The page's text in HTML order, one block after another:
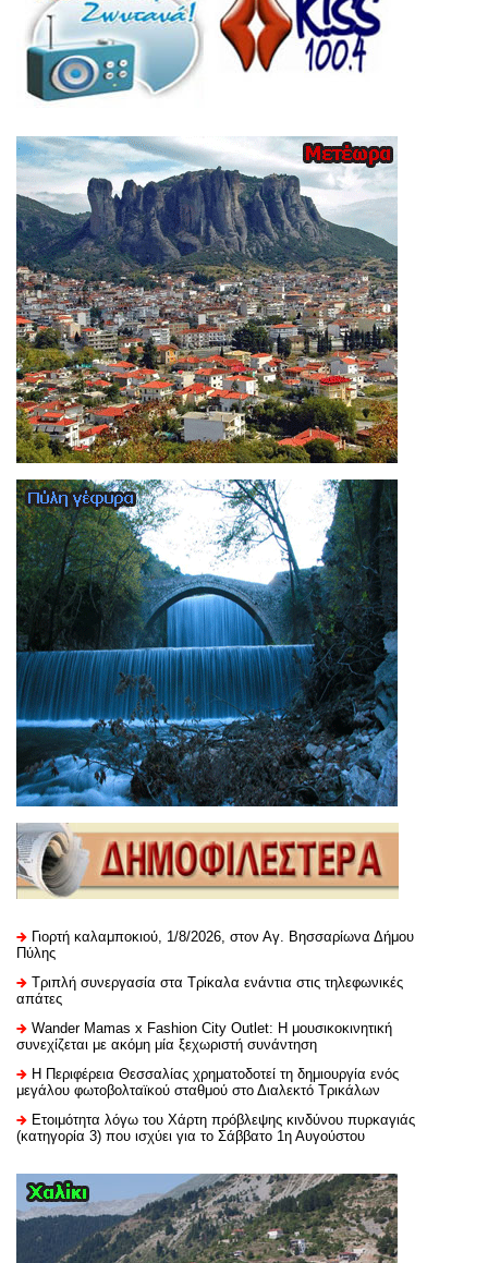
Γιορτή καλαμποκιού, 1/8/2026, στον Αγ. Βησσαρίωνα Δήμου
Πύλης
Τριπλή συνεργασία στα Τρίκαλα ενάντια στις τηλεφωνικές
απάτες
Wander Mamas x Fashion City Outlet: Η μουσικοκινητική
συνεχίζεται με ακόμη μία ξεχωριστή συνάντηση
H Περιφέρεια Θεσσαλίας χρηματοδοτεί τη δημιουργία ενός
μεγάλου φωτοβολταϊκού σταθμού στο Διαλεκτό Τρικάλων
Ετοιμότητα λόγω του Χάρτη πρόβλεψης κινδύνου πυρκαγιάς
(κατηγορία 3) που ισχύει για το Σάββατο 1η Αυγούστου